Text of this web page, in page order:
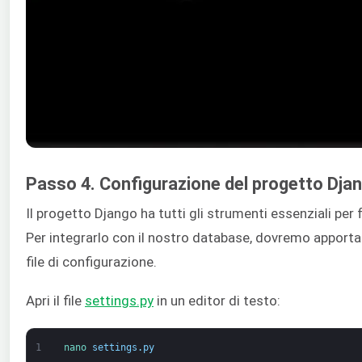
Passo 4. Configurazione del progetto
Il progetto Django ha tutti gli strumenti essenziali per
Per integrarlo con il nostro database, dovremo
file di configurazione.
Apri il file settings.py in un editor di testo:
1 nano settings . py